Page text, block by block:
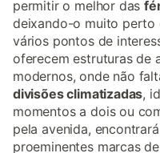
permitir o melhor das
deixando-o muito perto
vários pontos de
oferecem estruturas de
modernos, onde não
divisões climatizadas,
momentos a dois ou
pela avenida,
proeminentes marcas